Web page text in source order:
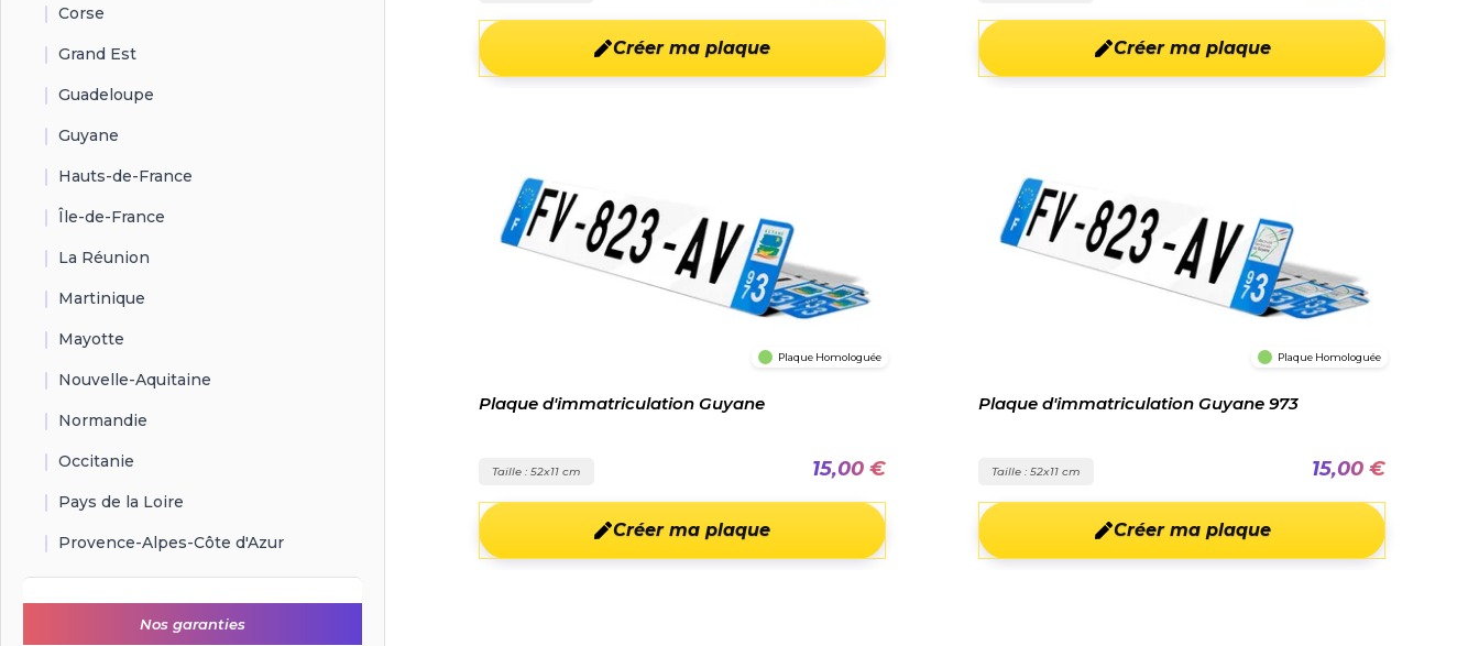
Créer ma plaque Créer ma plaque
Plaque Homologuée
Plaque d'immatriculation Guyane
Taille : 52x11 cm 15,00 €
Créer ma plaque
Plaque Homologuée
Plaque d'immatriculation Guyane 973
Taille : 52x11 cm 15,00 €
Créer ma plaque
Corse
Grand Est
Guadeloupe
Guyane
Hauts-de-France
Île-de-France
La Réunion
Martinique
Mayotte
Nouvelle-Aquitaine
Normandie
Occitanie
Pays de la Loire
Provence-Alpes-Côte d'Azur
Nos garanties